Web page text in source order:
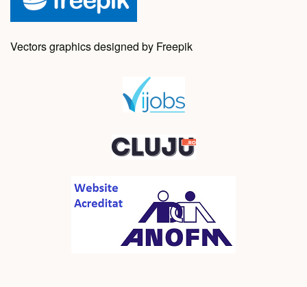
Vectors graphics designed by Freepik